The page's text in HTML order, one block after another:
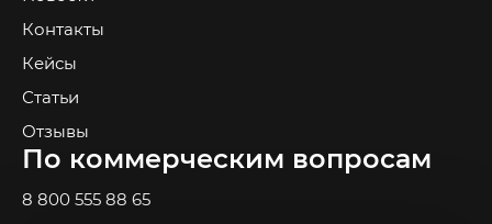
Контакты
Кейсы
Статьи
Отзывы
По коммерческим вопросам
8 800 555 88 65